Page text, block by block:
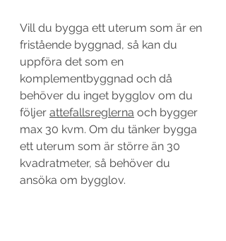
Vill du bygga ett uterum som är en
fristående byggnad, så kan du
uppföra det som en
komplementbyggnad och då
behöver du inget bygglov om du
följer attefallsreglerna och bygger
max 30 kvm. Om du tänker bygga
ett uterum som är större än 30
kvadratmeter, så behöver du
ansöka om bygglov.